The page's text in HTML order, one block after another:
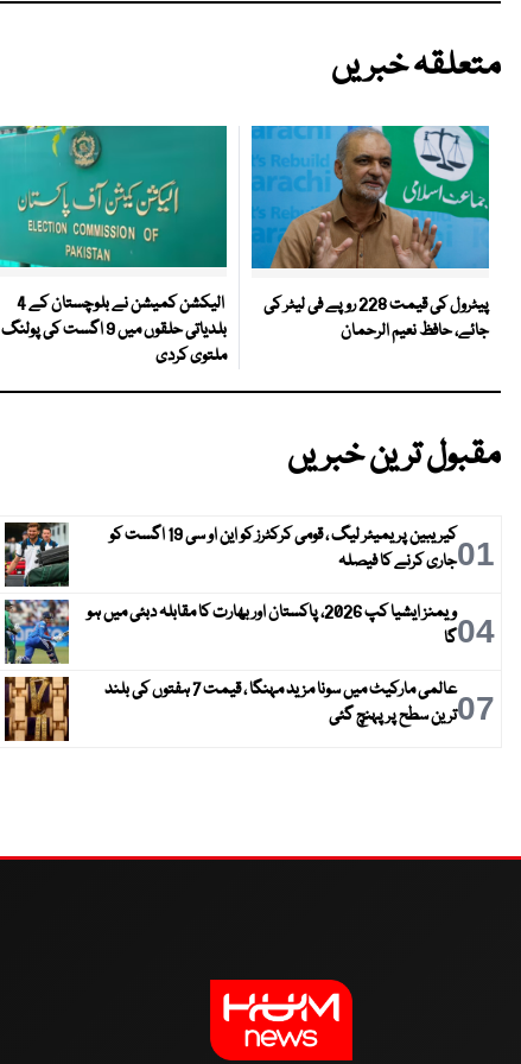
متعلقہ خبریں
پیٹرول کی قیمت 228 روپے فی لیٹر کی
جائے، حافظ نعیم الرحمان
الیکشن کمیشن نے بلوچستان کے 4
بلدیاتی حلقوں میں 9 اگست کی پولنگ
ملتوی کردی
مقبول ترین خبریں
01
کیریبین پریمیئر لیگ ، قومی کرکٹرز کو این او سی 19 اگست کو
جاری کرنے کا فیصلہ
04
ویمنز ایشیا کپ 2026، پاکستان اور بھارت کا مقابلہ دبئی میں ہو
گا
07
عالمی مارکیٹ میں سونا مزید مہنگا ، قیمت 7 ہفتوں کی بلند
ترین سطح پر پہنچ گئی